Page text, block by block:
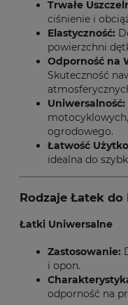
Trwałe
ciśnienie i
Elastyczność:
powierzchni
Odporność na
Skuteczność
Uniwersalność:
ogrodowego.
Łatwość
idealna do
Rodzaje Łatek
Łatki Uniwersalne
Zastosowanie:
i opon.
odporność na